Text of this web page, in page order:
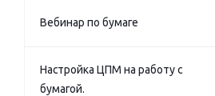
Вебинар по бумаге
Настройка ЦПМ на работу с
бумагой.